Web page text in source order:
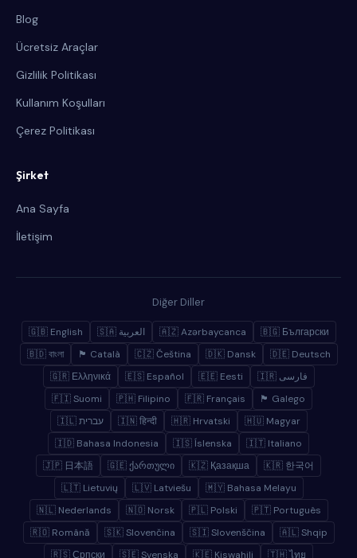
Blog
Ücretsiz Araçlar
Gizlilik Politikası
Kullanım Koşulları
Çerez Politikası
Şirket
Ana Sayfa
İletişim
Diğer Diller
🇬🇧 English 🇸🇦 العربية 🇦🇿 Azərbaycanca
🇧🇬 Български
🇧🇩 বাংলা
🏴 Català 🇨🇿 Čeština 🇩🇰 Dansk
🇩🇪 Deutsch
🇬🇷 Ελληνικά
🇪🇸 Español 🇪🇪 Eesti
🇮🇷 فارسی
🇫🇮 Suomi
🇵🇭 Filipino 🇫🇷 Français
🏴 Galego
🇮🇱 עברית
🇮🇳 हिन्दी 🇭🇷 Hrvatski
🇭🇺 Magyar
🇮🇩 Bahasa Indonesia
🇮🇸 Íslenska
🇮🇹 Italiano
🇯🇵 日本語
🇬🇪 ქართული 🇰🇿 Қазақша
🇰🇷 한국어
🇱🇹 Lietuvių
🇱🇻 Latviešu
🇲🇾 Bahasa Melayu
🇳🇱 Nederlands
🇳🇴 Norsk 🇵🇱 Polski
🇵🇹 Português
🇷🇴 Română
🇸🇰 Slovenčina 🇸🇮 Slovenščina
🇦🇱 Shqip
🇷🇸 Српски
🇸🇪 Svenska 🇰🇪 Kiswahili 🇹🇭 ไทย